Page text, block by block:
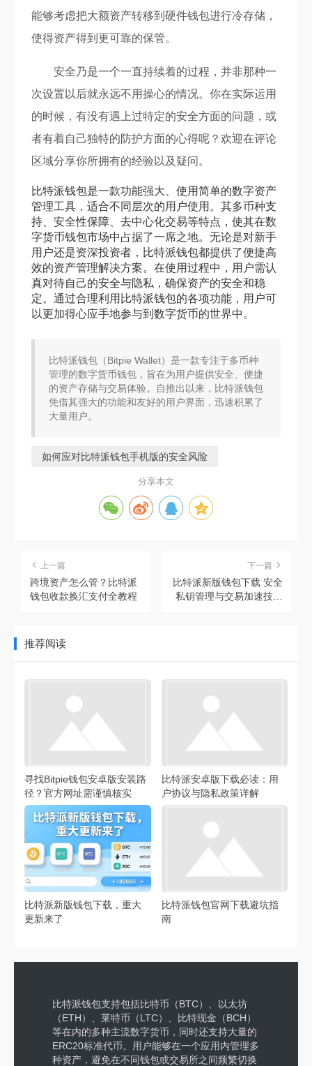
能够考虑把大额资产转移到硬件钱包进行冷存储，
使得资产得到更可靠的保管。
安全乃是一个一直持续着的过程，并非那种一
次设置以后就永远不用操心的情况。你在实际运用
的时候，有没有遇上过特定的安全方面的问题，或
者有着自己独特的防护方面的心得呢？欢迎在评论
区域分享你所拥有的经验以及疑问。
比特派钱包是一款功能强大、使用简单的数字资产
管理工具，适合不同层次的用户使用。其多币种支
持、安全性保障、去中心化交易等特点，使其在数
字货币钱包市场中占据了一席之地。无论是对新手
用户还是资深投资者，比特派钱包都提供了便捷高
效的资产管理解决方案。在使用过程中，用户需认
真对待自己的安全与隐私，确保资产的安全和稳
定。通过合理利用比特派钱包的各项功能，用户可
以更加得心应手地参与到数字货币的世界中。
比特派钱包（Bitpie Wallet）是一款专注于多币种
管理的数字货币钱包，旨在为用户提供安全、便捷
的资产存储与交易体验。自推出以来，比特派钱包
凭借其强大的功能和友好的用户界面，迅速积累了
大量用户。
如何应对比特派钱包手机版的安全风险
分享本文
上一篇
跨境资产怎么管？比特派
钱包收款换汇支付全教程
下一篇
比特派新版钱包下载 安全
私钥管理与交易加速技术
推荐阅读
寻找Bitpie钱包安卓版安装路
径？官方网址需谨慎核实
比特派安卓版下载必读：用
户协议与隐私政策详解
比特派新版钱包下载，重大
更新来了
比特派钱包官网下载避坑指
南
比特派钱包支持包括比特币（BTC）、以太坊
（ETH）、莱特币（LTC）、比特现金（BCH）
等在内的多种主流数字货币，同时还支持大量的
ERC20标准代币。用户能够在一个应用内管理多
种资产，避免在不同钱包或交易所之间频繁切换